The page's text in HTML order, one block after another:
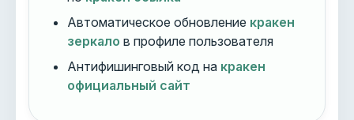
Автоматическое обновление кракен
зеркало в профиле пользователя
Антифишинговый код на кракен
официальный сайт